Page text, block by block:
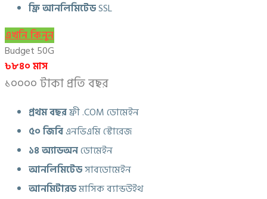
ফ্রি আনলিমিটেডSSL
এখনি কিনুন
Budget 50G
৳৮৪০ মাস
১০০০০ টাকা প্রতি বছর
প্রথম বছরফ্রী .COM ডোমেইন
৫০ জিবিএনভিএমি স্টোরেজ
১৪ অ্যাডঅনডোমেইন
আনলিমিটেডসাবডোমেইন
আনমিটারডমাসিক ব্যান্ডউইথ